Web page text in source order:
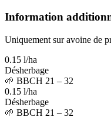
Information
Uniquement sur avoine de
0.15 l/ha
Désherbage
🌱 BBCH 21 – 32
0.15 l/ha
Désherbage
🌱 BBCH 21 – 32